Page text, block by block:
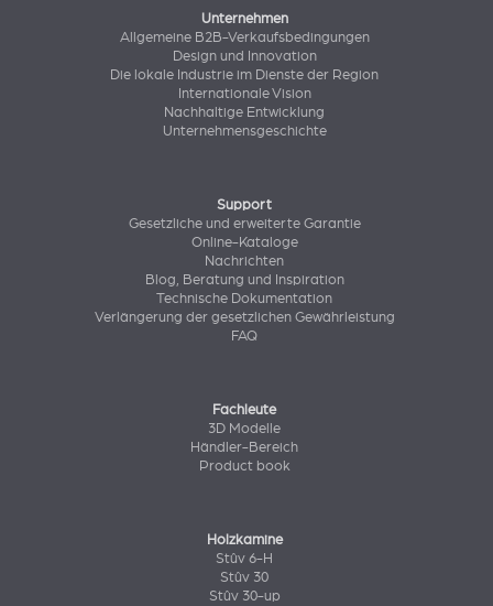
Unternehmen
Allgemeine B2B-Verkaufsbedingungen
Design und Innovation
Die lokale Industrie im Dienste der Region
Internationale Vision
Nachhaltige Entwicklung
Unternehmensgeschichte
Support
Gesetzliche und erweiterte Garantie
Online-Kataloge
Nachrichten
Blog, Beratung und Inspiration
Technische Dokumentation
Verlängerung der gesetzlichen Gewährleistung
FAQ
Fachleute
3D Modelle
Händler-Bereich
Product book
Holzkamine
Stûv 6-H
Stûv 30
Stûv 30-up